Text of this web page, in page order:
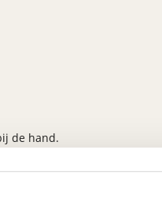
de hand.